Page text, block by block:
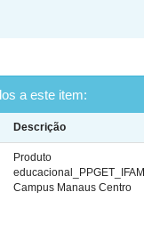
a este item:
Descrição
Produto
educacional_PPGET_IFAM
Campus Manaus Centro